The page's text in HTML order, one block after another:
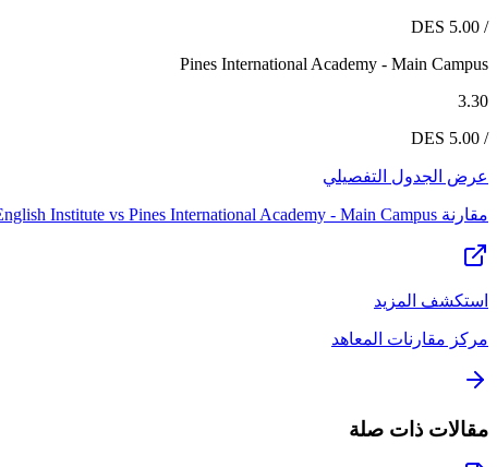
/ 5.00 DES
Pines International Academy - Main Campus
3.30
/ 5.00 DES
عرض الجدول التفصيلي
مقارنة Institute vs Pines International Academy - Main Campus
استكشف المزيد
مركز مقارنات المعاهد
مقالات ذات صلة